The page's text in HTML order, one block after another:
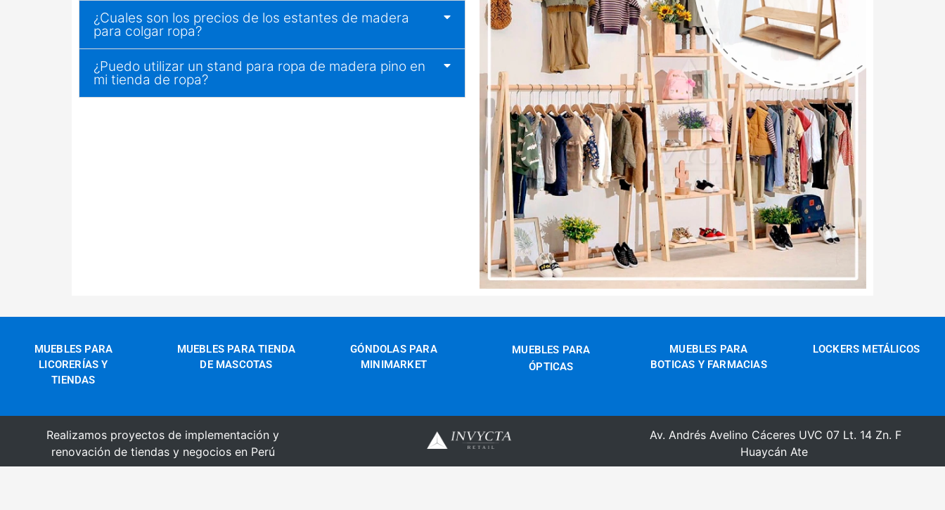
¿Cuales son los precios de los estantes de madera
para colgar ropa?
¿Puedo utilizar un stand para ropa de madera pino en
mi tienda de ropa?
MUEBLES PARA
LICORERÍAS Y
TIENDAS
MUEBLES PARA TIENDA
DE MASCOTAS
GÓNDOLAS PARA
MINIMARKET
MUEBLES PARA
ÓPTICAS
MUEBLES PARA
BOTICAS Y FARMACIAS
LOCKERS METÁLICOS
Realizamos proyectos de implementación y
renovación de tiendas y negocios en Perú
Av. Andrés Avelino Cáceres UVC 07 Lt. 14 Zn. F
Huaycán Ate